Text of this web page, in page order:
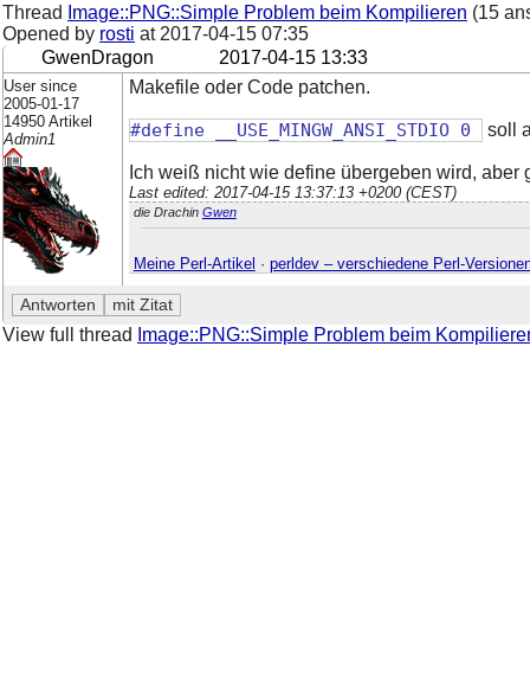
Thread Image::PNG::Simple Problem beim Kompilieren (15
Opened by rosti at 2017-04-15 07:35
GwenDragon
2017-04-15 13:33
User since
2005-01-17
14950 Artikel
Admin1
Makefile oder Code patchen.
#define __USE_MINGW_ANSI_STDIO 0 soll
Ich weiß nicht wie define übergeben wird,
Last edited: 2017-04-15 13:37:13 +0200 (CEST)
die Drachin Gwen
Meine Perl-Artikel · perldev – verschiedene Perl-
View full thread Image::PNG::Simple Problem beim